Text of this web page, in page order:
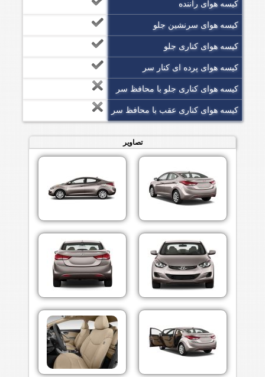
کیسه هوای راننده
کیسه هوای سرنشین جلو
کیسه هوای کناری جلو
کیسه هوای پرده ای کنار سر
کیسه هوای کناری جلو با محافظ سر
کیسه هوای کناری عقب با محافظ سر
تصاویر